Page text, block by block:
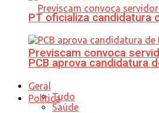
Previscam convoca
Política
PT oficializa candidatura
PCB aprova candidatura
Geral
Tudo
Saúde